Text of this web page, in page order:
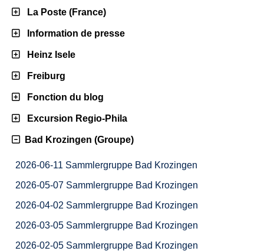
La Poste (France)
Information de presse
Heinz Isele
Freiburg
Fonction du blog
Excursion Regio-Phila
Bad Krozingen (Groupe)
2026-06-11 Sammlergruppe Bad Krozingen
2026-05-07 Sammlergruppe Bad Krozingen
2026-04-02 Sammlergruppe Bad Krozingen
2026-03-05 Sammlergruppe Bad Krozingen
2026-02-05 Sammlergruppe Bad Krozingen